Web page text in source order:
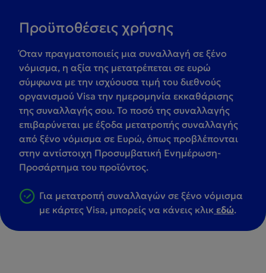
Προϋποθέσεις χρήσης
Όταν πραγματοποιείς μια συναλλαγή σε ξένο
νόμισμα, η αξία της μετατρέπεται σε ευρώ
σύμφωνα με την ισχύουσα τιμή του διεθνούς
οργανισμού Visa την ημερομηνία εκκαθάρισης
της συναλλαγής σου. Το ποσό της συναλλαγής
επιβαρύνεται με έξοδα μετατροπής συναλλαγής
από ξένο νόμισμα σε Ευρώ, όπως προβλέπονται
στην αντίστοιχη Προσυμβατική Ενημέρωση-
Προσάρτημα του προϊόντος.
Για μετατροπή συναλλαγών σε ξένο νόμισμα
με κάρτες Visa, μπορείς να κάνεις κλικ εδώ.